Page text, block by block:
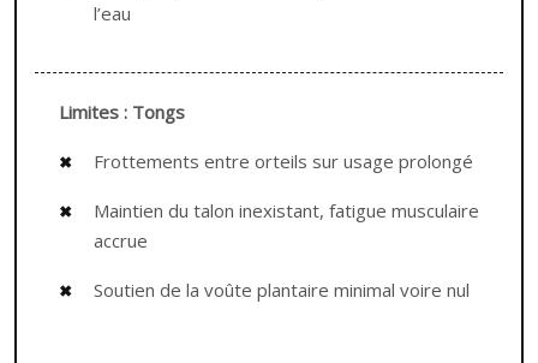
l’eau
Limites : Tongs
Frottements entre orteils sur usage prolongé
Maintien du talon inexistant, fatigue musculaire
accrue
Soutien de la voûte plantaire minimal voire nul